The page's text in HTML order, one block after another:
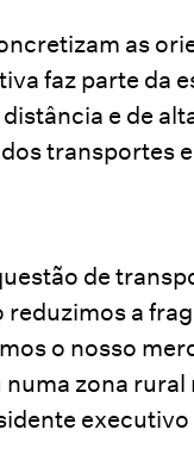
as
faz parte da
e de
transportes
de
a
o nosso
zona rural
executivo